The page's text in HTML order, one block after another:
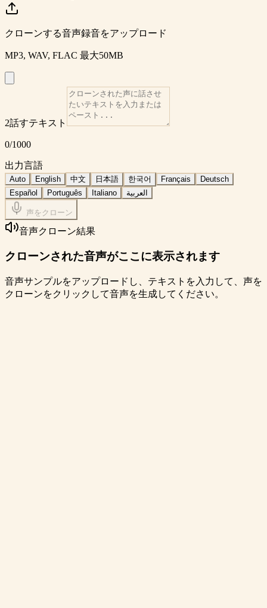
クローンする音声録音をアップロード
MP3, WAV, FLAC 最大50MB
2話すテキスト
0/1000
出力言語
Auto English 中文 日本語 한국어 Français
Deutsch
Español
Português Italiano العربية
声をクローン
音声クローン結果
クローンされた音声がここに表示されます
音声サンプルをアップロードし、テキストを入力して、声を
クローンをクリックして音声を生成してください。